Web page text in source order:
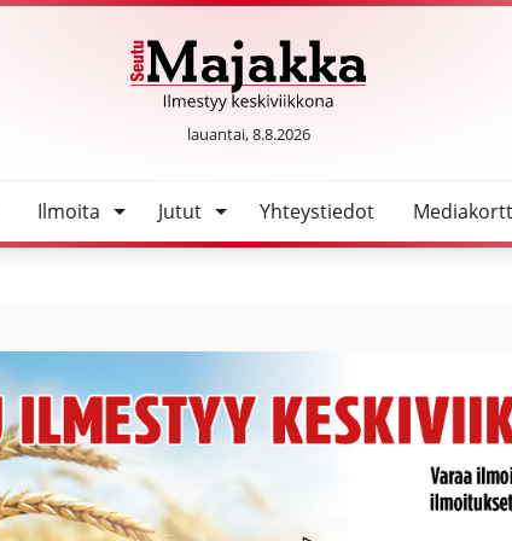
SeutuMajakka
lauantai, 8.8.2026
Ilmoita Jutut Yhteystiedot